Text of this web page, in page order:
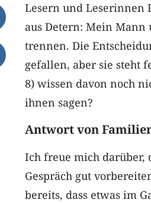
Lesern und Leserinnen
aus Detern: Mein
trennen. Die
gefallen, aber sie steht
8) wissen davon noch
ihnen sagen?
Antwort von
Ich freue mich darüber,
Gespräch gut
bereits, dass etwas im